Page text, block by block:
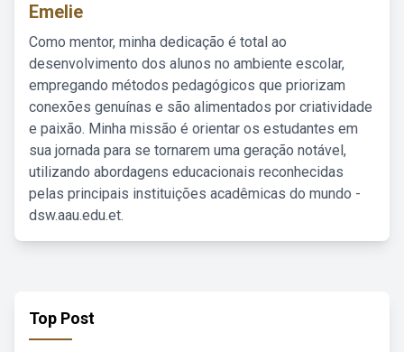
Emelie
Como mentor, minha dedicação é total ao
desenvolvimento dos alunos no ambiente escolar,
empregando métodos pedagógicos que priorizam
conexões genuínas e são alimentados por criatividade
e paixão. Minha missão é orientar os estudantes em
sua jornada para se tornarem uma geração notável,
utilizando abordagens educacionais reconhecidas
pelas principais instituições acadêmicas do mundo -
dsw.aau.edu.et.
Top Post